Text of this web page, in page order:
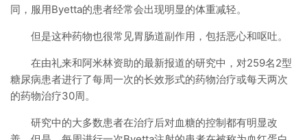
同，服用Byetta的患者经常会出现明显的体重减轻。
但是这种药物也很常见胃肠道副作用，包括恶心和呕吐。
在由礼来和阿米林资助的最新报道的研究中，对259名2型
糖尿病患者进行了每周一次的长效形式的药物治疗或每天两次
的药物治疗30周。
研究中的大多数患者在治疗后对血糖的控制都有明显改